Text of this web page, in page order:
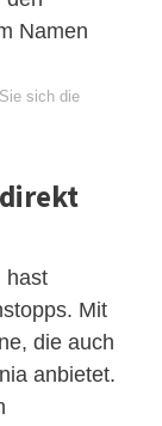
Namen
sich die
hast
Mit
die auch
anbietet.